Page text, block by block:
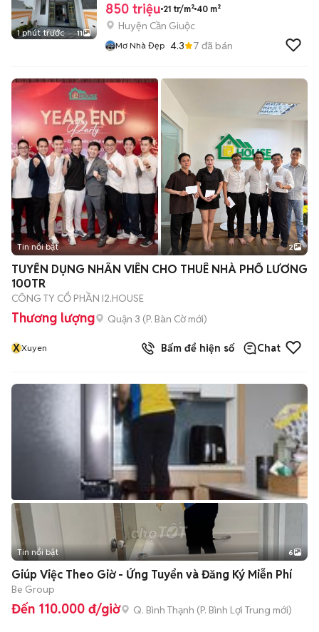
1 phút trước 11
850 triệu 21 tr/m² 40 m²
Huyện Cần Giuộc
Mơ Nhà Đẹp 4.3 7 đã bán
Tin nổi bật 2
TUYỂN DỤNG NHÂN VIÊN CHO THUÊ NHÀ PHỐ LƯƠNG
100TR
CÔNG TY CỔ PHẦN I2.HOUSE
Thương lượng Quận 3 (P. Bàn Cờmới)
XXuyen Bấm để hiện số Chat
+2
Tin nổi bật 6
Giúp Việc Theo Giờ - Ứng Tuyển và Đăng Ký Miễn Phí
Be Group
Đến 110.000 đ/giờ Q. Bình Thạnh (P. Bình Lợi Trung mới)